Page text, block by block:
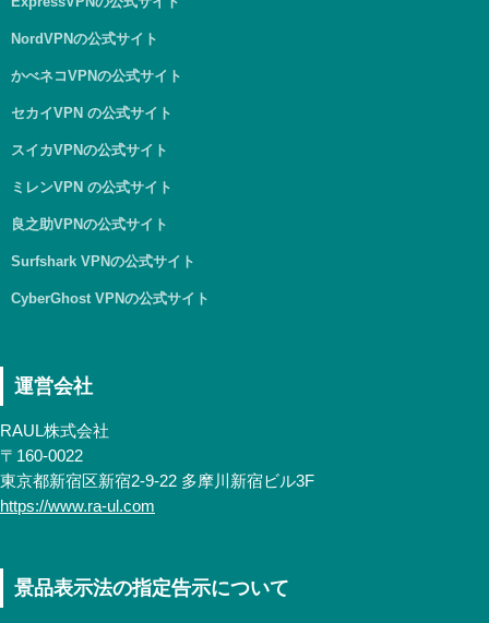
NordVPNの公式サイト
かべネコVPNの公式サイト
セカイVPN の公式サイト
スイカVPNの公式サイト
ミレンVPN の公式サイト
良之助VPNの公式サイト
Surfshark VPNの公式サイト
CyberGhost VPNの公式サイト
運営会社
RAUL株式会社
〒160-0022
東京都新宿区新宿2-9-22 多摩川新宿ビル3F
https://www.ra-ul.com
景品表示法の指定告示について